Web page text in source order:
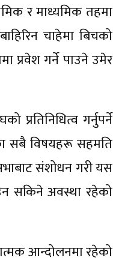
र माध्यमिक तहमा
चाहेमा बिचको
प्रवेश गर्ने पाउने उमेर
प्रतिनिधित्व गर्नुपर्ने
सबै विषयहरू सहमति
संशोधन गरी यस
सकिने अवस्था रहेको
आन्दोलनमा रहेको